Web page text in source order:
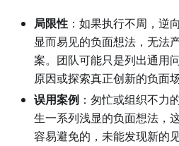
局限性 ：如果执行不周，逆
显而易见的负面想法，无法
案。团队可能只是列出通用
原因或探索真正创新的负面场
误用案例 ：匆忙或组织不力
生一系列浅显的负面想法，
容易避免的，未能发现新的